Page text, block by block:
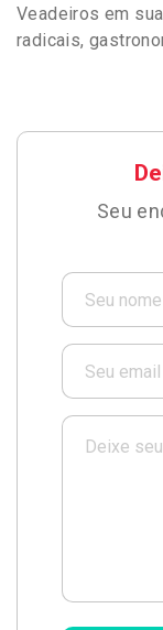
Veadeiros em
radicais,
Seu